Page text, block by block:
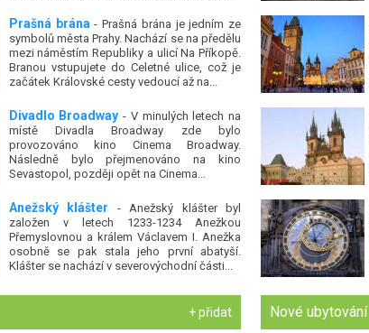
Prašná brána- Prašná brána je jedním ze
symbolů města Prahy. Nachází se na předělu
mezi náměstím Republiky a ulicí Na Příkopě.
Branou vstupujete do Celetné ulice, což je
začátek Královské cesty vedoucí až na...
Divadlo Broadway - V minulých letech na
místě Divadla Broadway zde bylo
provozováno kino Cinema Broadway.
Následně bylo přejmenováno na kino
Sevastopol, později opět na Cinema...
Anežský klášter - Anežský klášter byl
založen v letech 1233-1234 Anežkou
Přemyslovnou a králem Václavem I. Anežka
osobně se pak stala jeho první abatyší.
Klášter se nachází v severovýchodní části...
+ přidat Nové ubytování